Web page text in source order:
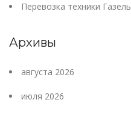
Перевозка техники Газель
Архивы
августа 2026
июля 2026